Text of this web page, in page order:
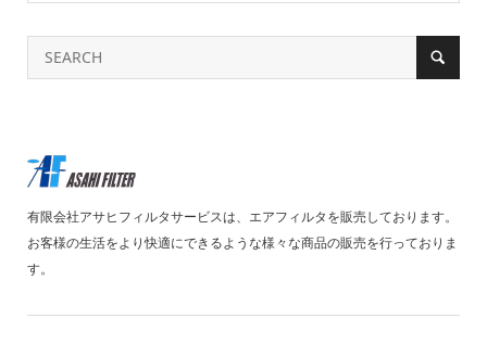
有限会社アサヒフィルタサービスは、エアフィルタを販売しております。
お客様の生活をより快適にできるような様々な商品の販売を行っておりま
す。